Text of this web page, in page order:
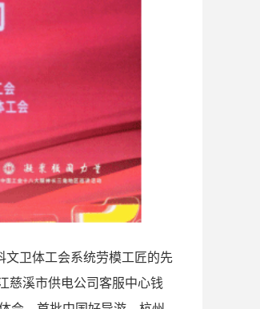
文卫体工会系统劳模工匠的先
慈溪市供电公司客服中心钱